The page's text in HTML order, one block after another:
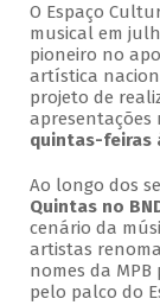
O Espaço
musical em
pioneiro no
artística
projeto de
apresentações
quintas-feiras
Ao longo dos
Quintas no
cenário da
artistas
nomes da
pelo palco do